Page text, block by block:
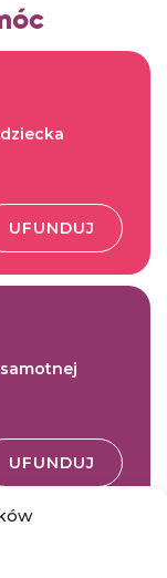
UFUNDUJ
UFUNDUJ